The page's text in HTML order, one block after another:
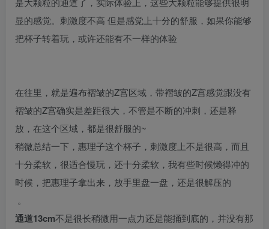
显的感觉。刺激度不高 但是感觉上十分的舒服，如果你能够
把杯子转着玩，或许还能有不一样的体验
在往里，就是遍布褶皱的Z宫区域，带褶皱的Z宫感觉跟没有
褶皱的Z宫确实是差距很大，不管是不断的冲刺，还是释
放，在这个区域，都是很舒服的~
稍微总结一下，惠理子这个杯子，刺激度上不是很高，而且
十分柔软，很适合慢玩，还十分柔软，我有些时候懒得冲的
时候，把惠理子拿出来，放手里盘一盘，还是很解压的
。
通道13cm不是很长稍微用一点力还是能捅到底的，并没有那